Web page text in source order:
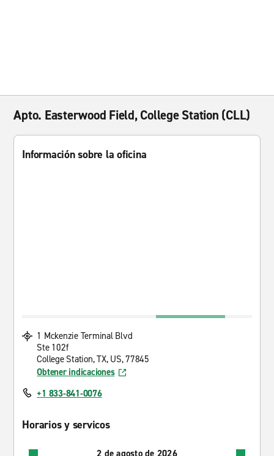
Apto. Easterwood Field, College Station (CLL)
Información sobre la oficina
1 Mckenzie Terminal Blvd
Ste 102f
College Station, TX, US, 77845
Obtener indicaciones
+1 833-841-0076
Horarios y servicos
2 de agosto de 2026